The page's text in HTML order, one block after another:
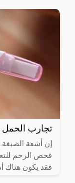
تجارب الحمل
إن أشعة
فحص الرحم
فقد يكون هناك